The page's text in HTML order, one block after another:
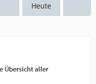
Heute
Übersicht aller